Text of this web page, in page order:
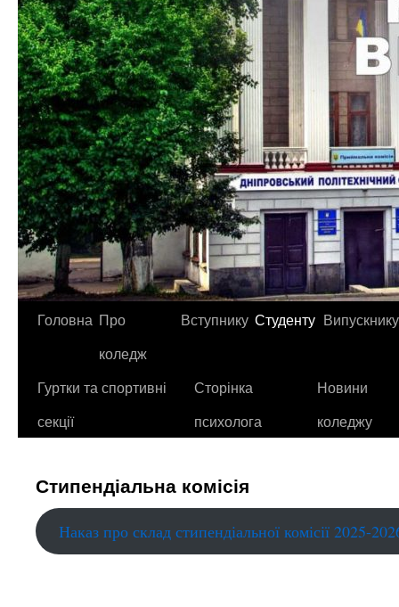
Головна Про
коледж
Вступнику Студенту Випускнику
Гуртки та спортивні
секції
Сторінка
психолога
Новини
коледжу
Стипендіальна комісія
Наказ про склад стипендіальної комісії 2025-